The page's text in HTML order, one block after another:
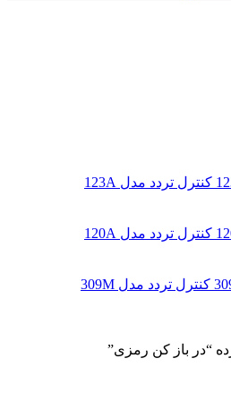
کنترل تردد مدل 123A
کنترل تردد مدل 120A
کنترل تردد مدل 309M
“در باز کن رمزی”